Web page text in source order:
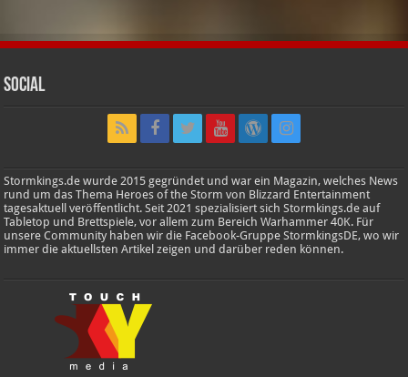
Social
Stormkings.de wurde 2015 gegründet und war ein Magazin, welches News
rund um das Thema Heroes of the Storm von Blizzard Entertainment
tagesaktuell veröffentlicht. Seit 2021 spezialisiert sich Stormkings.de auf
Tabletop und Brettspiele, vor allem zum Bereich Warhammer 40K. Für
unsere Community haben wir die Facebook-Gruppe StormkingsDE, wo wir
immer die aktuellsten Artikel zeigen und darüber reden können.